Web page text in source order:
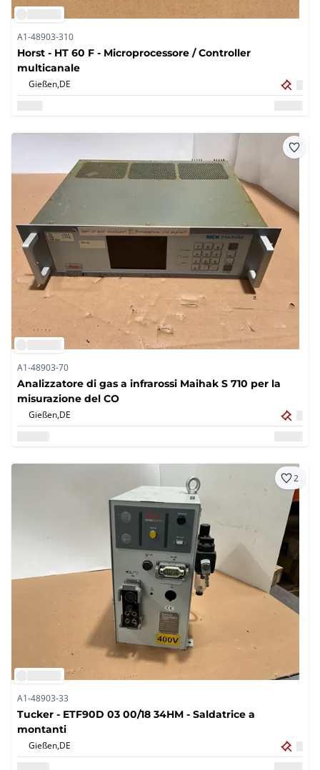
A1-48903-310
Horst - HT 60 F - Microprocessore / Controller
multicanale
Gießen,DE
A1-48903-70
Analizzatore di gas a infrarossi Maihak S 710 per la
misurazione del CO
Gießen,DE
2
A1-48903-33
Tucker - ETF90D 03 00/18 34HM - Saldatrice a
montanti
Gießen,DE